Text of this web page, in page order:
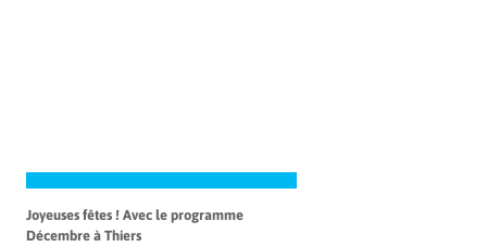
Joyeuses fêtes ! Avec le programme
Décembre à Thiers